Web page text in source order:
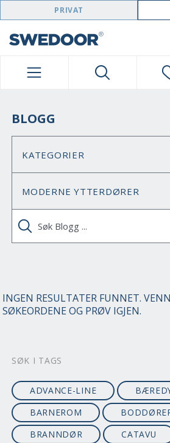
SWEDOOR NAVIGATION
PRIVAT
BLOGG
INGEN RESULTATER FUNNET.
SØKEORDENE OG PRØV IGJEN.
SØK I TAGS
ADVANCE-LINE
BARNEROM
BRANNDØR
CATAVU